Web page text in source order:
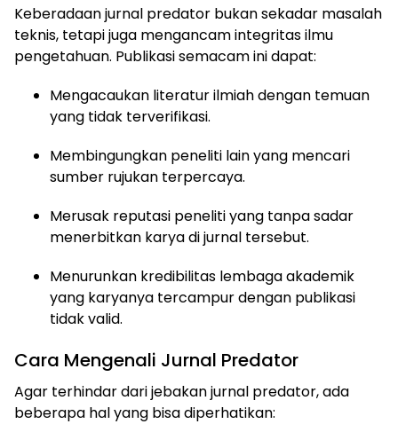
Keberadaan jurnal predator bukan sekadar masalah
teknis, tetapi juga mengancam integritas ilmu
pengetahuan. Publikasi semacam ini dapat:
Mengacaukan literatur ilmiah dengan temuan
yang tidak terverifikasi.
Membingungkan peneliti lain yang mencari
sumber rujukan terpercaya.
Merusak reputasi peneliti yang tanpa sadar
menerbitkan karya di jurnal tersebut.
Menurunkan kredibilitas lembaga akademik
yang karyanya tercampur dengan publikasi
tidak valid.
Cara Mengenali Jurnal Predator
Agar terhindar dari jebakan jurnal predator, ada
beberapa hal yang bisa diperhatikan: